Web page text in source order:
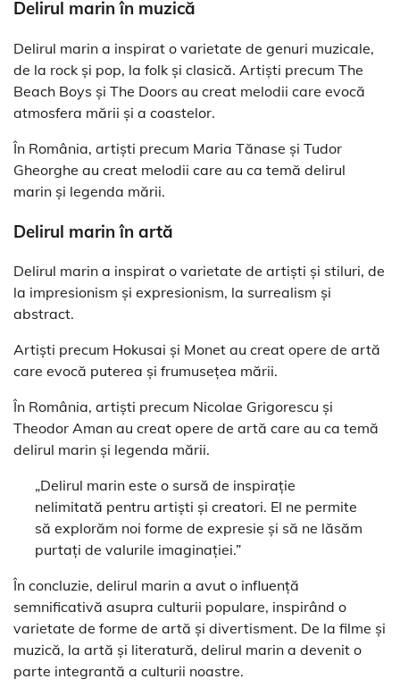
Delirul marin în muzică
Delirul marin a inspirat o varietate de genuri muzicale,
de la rock și pop, la folk și clasică. Artiști precum The
Beach Boys și The Doors au creat melodii care evocă
atmosfera mării și a coastelor.
În România, artiști precum Maria Tănase și Tudor
Gheorghe au creat melodii care au ca temă delirul
marin și legenda mării.
Delirul marin în artă
Delirul marin a inspirat o varietate de artiști și stiluri, de
la impresionism și expresionism, la surrealism și
abstract.
Artiști precum Hokusai și Monet au creat opere de artă
care evocă puterea și frumusețea mării.
În România, artiști precum Nicolae Grigorescu și
Theodor Aman au creat opere de artă care au ca temă
delirul marin și legenda mării.
„Delirul marin este o sursă de inspirație
nelimitată pentru artiști și creatori. El ne permite
să explorăm noi forme de expresie și să ne lăsăm
purtați de valurile imaginației.”
În concluzie, delirul marin a avut o influență
semnificativă asupra culturii populare, inspirând o
varietate de forme de artă și divertisment. De la filme și
muzică, la artă și literatură, delirul marin a devenit o
parte integrantă a culturii noastre.